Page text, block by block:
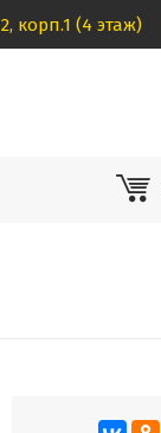
корп.1 (4 этаж)